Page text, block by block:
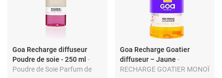
Goa Recharge diffuseur
Poudre de soie - 250 ml -
Poudre de Soie Parfum de
Goa Recharge Goatier
diffuseur – Jaune -
RECHARGE GOATIER MONOÏ